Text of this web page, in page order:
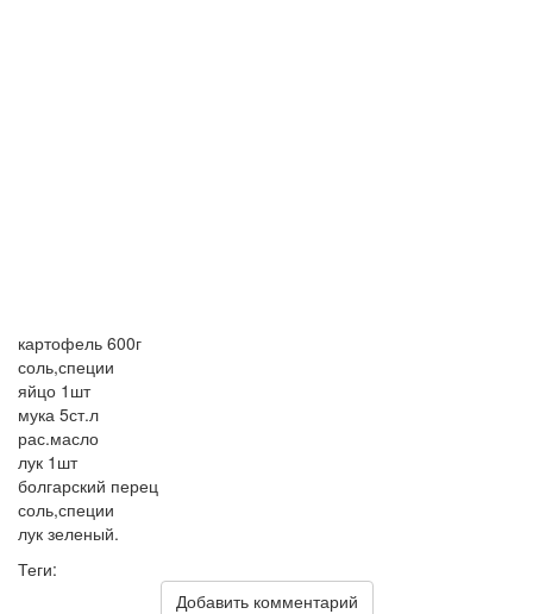
картофель 600г
соль,специи
яйцо 1шт
мука 5ст.л
рас.масло
лук 1шт
болгарский перец
соль,специи
лук зеленый.
Теги:
Добавить комментарий